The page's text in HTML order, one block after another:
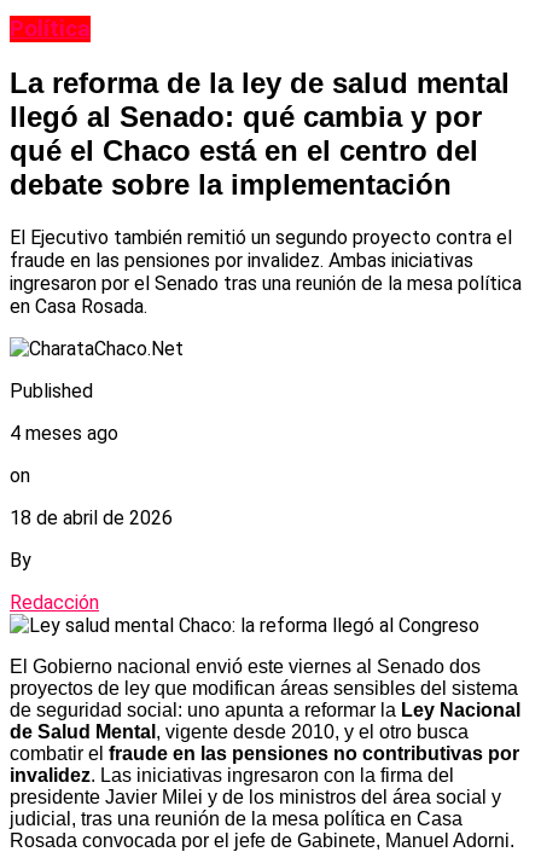
Política
La reforma de la ley de salud mental
llegó al Senado: qué cambia y por
qué el Chaco está en el centro del
debate sobre la implementación
El Ejecutivo también remitió un segundo proyecto contra el
fraude en las pensiones por invalidez. Ambas iniciativas
ingresaron por el Senado tras una reunión de la mesa política
en Casa Rosada.
Published
4 meses ago
on
18 de abril de 2026
By
Redacción
El Gobierno nacional envió este viernes al Senado dos
proyectos de ley que modifican áreas sensibles del sistema
de seguridad social: uno apunta a reformar la Ley Nacional
de Salud Mental , vigente desde 2010, y el otro busca
combatir el fraude en las pensiones no contributivas por
invalidez. Las iniciativas ingresaron con la firma del
presidente Javier Milei y de los ministros del área social y
judicial, tras una reunión de la mesa política en Casa
Rosada convocada por el jefe de Gabinete, Manuel Adorni.